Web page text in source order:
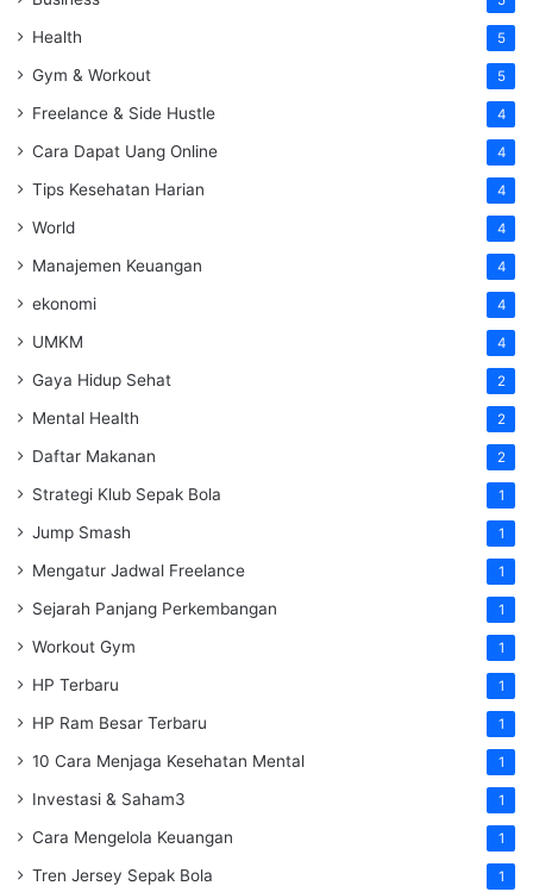
Health 5
Gym & Workout 5
Freelance & Side Hustle 4
Cara Dapat Uang Online 4
Tips Kesehatan Harian 4
World 4
Manajemen Keuangan 4
ekonomi 4
UMKM 4
Gaya Hidup Sehat 2
Mental Health 2
Daftar Makanan 2
Strategi Klub Sepak Bola 1
Jump Smash 1
Mengatur Jadwal Freelance 1
Sejarah Panjang Perkembangan 1
Workout Gym 1
HP Terbaru 1
HP Ram Besar Terbaru 1
10 Cara Menjaga Kesehatan Mental 1
Investasi & Saham3 1
Cara Mengelola Keuangan 1
Tren Jersey Sepak Bola 1